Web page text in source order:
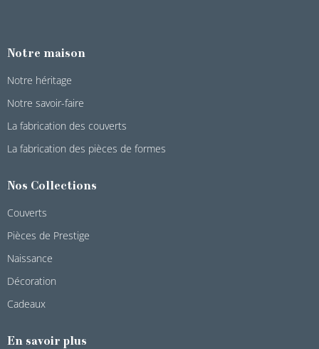
Notre maison
Notre héritage
Notre savoir-faire
La fabrication des couverts
La fabrication des pièces de formes
Nos Collections
Couverts
Pièces de Prestige
Naissance
Décoration
Cadeaux
En savoir plus